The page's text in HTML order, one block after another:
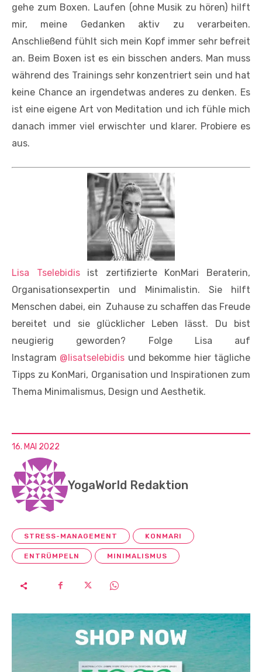
gehe zum Boxen. Laufen (ohne Musik zu hören) hilft
mir, meine Gedanken aktiv zu verarbeiten.
Anschließend fühlt sich mein Kopf immer sehr befreit
an. Beim Boxen ist es ein bisschen anders. Man muss
während des Trainings sehr konzentriert sein und hat
keine Chance an irgendetwas anderes zu denken. Es
ist eine eigene Art von Meditation und ich fühle mich
danach immer viel erwischter und klarer. Probiere es
aus.
Lisa Tselebidisist zertifizierte KonMari Beraterin,
Organisationsexpertin und Minimalistin. Sie hilft
Menschen dabei, ein Zuhause zu schaffen das Freude
bereitet und sie glücklicher Leben lässt. Du bist
neugierig geworden? Folge Lisa auf
Instagram @lisatselebidis und bekomme hier tägliche
Tipps zu KonMari, Organisation und Inspirationen zum
Thema Minimalismus, Design und Aesthetik.
16. MAI 2022
YogaWorld Redaktion
STRESS-MANAGEMENT KONMARI
ENTRÜMPELN MINIMALISMUS